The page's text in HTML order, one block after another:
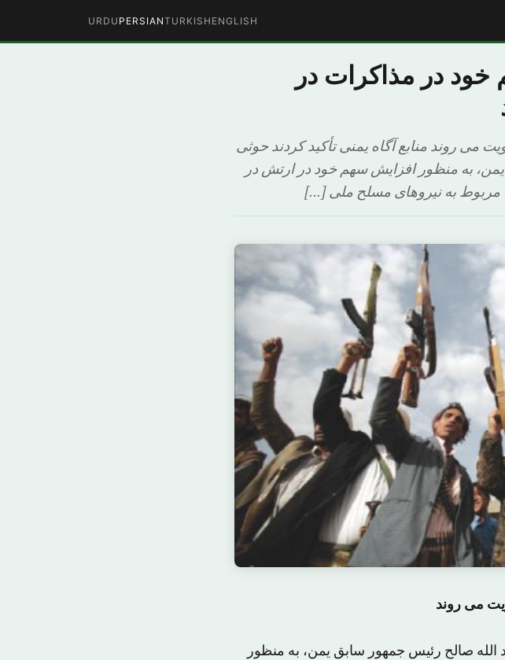
ENGLISH
TURKISH
PERSIAN
URDU
در مذاکرات در
می روند منابع آگاه یمنی تأکید کردند حوثی
به منظور افزایش سهم خود در ارتش در
مربوط به نیروهای مسلح ملی […]
می روند
الله صالح رئیس جمهور سابق یمن، به منظور